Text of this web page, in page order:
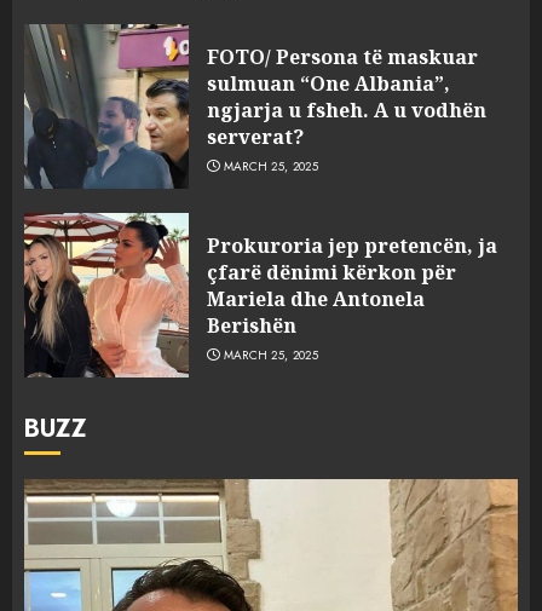
FOTO/ Persona të maskuar
sulmuan “One Albania”,
ngjarja u fsheh. A u vodhën
serverat?
MARCH 25, 2025
Prokuroria jep pretencën, ja
çfarë dënimi kërkon për
Mariela dhe Antonela
Berishën
MARCH 25, 2025
BUZZ